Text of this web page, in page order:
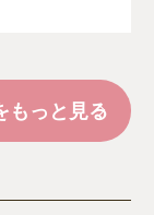
もっと見る